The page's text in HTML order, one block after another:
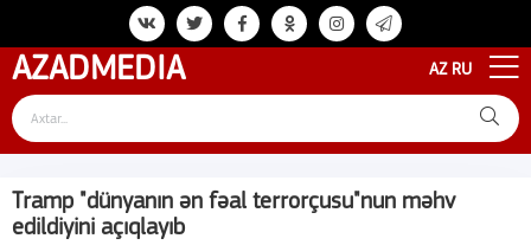
AZADMEDIA AZ RU
Tramp "dünyanın ən fəal terrorçusu"nun məhv
edildiyini açıqlayıb